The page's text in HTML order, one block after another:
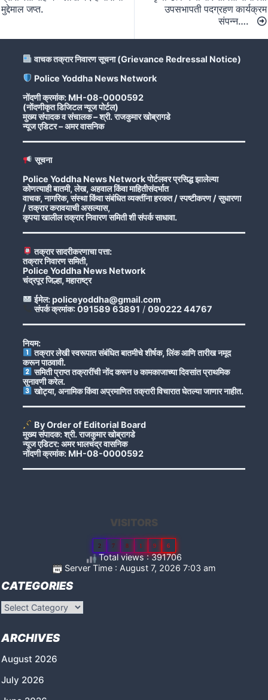
मुद्देमाल जप्त.
उपसभापती पदग्रहण कार्यक्रम
संपन्न….
वाचक तक्रार निवारण सूचना (Grievance Redressal Notice)
Police Yoddha News Network
नोंदणी क्रमांक: MH-08-0000592
(नोंदणीकृत डिजिटल न्यूज पोर्टल)
मुख्य संपादक व संचालक – श्री. राजकुमार खोब्रागडे
न्यूज एडिटर – अमर वासनिक
सूचना
Police Yoddha News Network पोर्टलवर प्रसिद्ध झालेल्या
कोणत्याही बातमी, लेख, अहवाल किंवा माहितीसंदर्भात
वाचक, नागरिक, संस्था किंवा संबंधित व्यक्तींना हरकत / स्पष्टीकरण / सुधारणा
/ तक्रार करावयाची असल्यास,
कृपया खालील तक्रार निवारण समिती शी संपर्क साधावा.
तक्रार सादरीकरणाचा पत्ता:
तक्रार निवारण समिती,
Police Yoddha News Network
चंद्रपूर जिल्हा, महाराष्ट्र
ईमेल: policeyoddha@gmail.com
संपर्क क्रमांक: 091589 63891 / 090222 44767
नियम:
तक्रार लेखी स्वरूपात संबंधित बातमीचे शीर्षक, लिंक आणि तारीख नमूद
करून पाठवावी.
समिती प्राप्त तक्रारींची नोंद करून ७ कामकाजाच्या दिवसांत प्राथमिक
सुनावणी करेल.
खोट्या, अनामिक किंवा अप्रमाणित तक्रारी विचारात घेतल्या जाणार नाहीत.
By Order of Editorial Board
मुख्य संपादक: श्री. राजकुमार खोब्रागडे
न्यूज एडिटर: अमर भालचंद्र वासनिक
नोंदणी क्रमांक: MH-08-0000592
VISITORS
2 7 8 1 9 6
Total views : 391706
Server Time : August 7, 2026 7:03 am
CATEGORIES
Categories
ARCHIVES
August 2026
July 2026